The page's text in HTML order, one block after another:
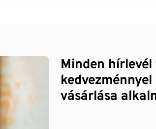
Minden
vásárlása